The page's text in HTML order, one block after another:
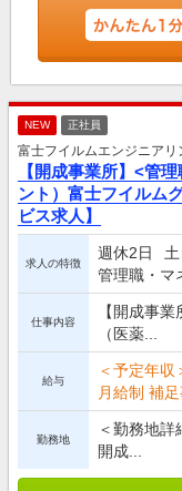
NEW 正社員
富士フイルムエンジニアリ
【開成事業所】<管
ント）富士フイルム
ビス求人】
求人の特徴
週休2日
管理職・マ
仕事内容
【開成事
（医薬...
給与
＜予定年
月給制 補足
勤務地
＜勤務地
開成...